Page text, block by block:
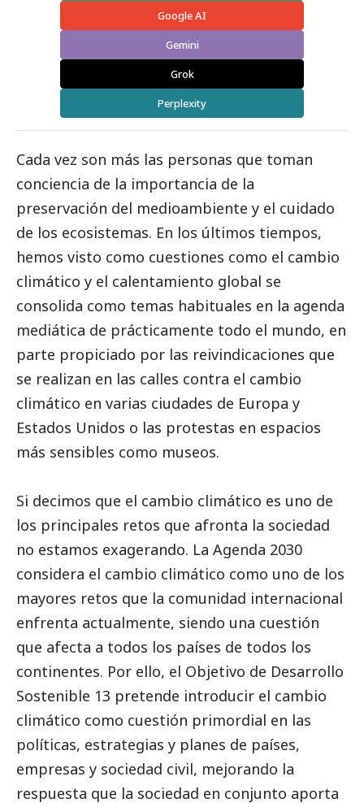
Google AI
Gemini
Grok
Perplexity
Cada vez son más las personas que toman
conciencia de la importancia de la
preservación del medioambiente y el cuidado
de los ecosistemas. En los últimos tiempos,
hemos visto como cuestiones como el cambio
climático y el calentamiento global se
consolida como temas habituales en la agenda
mediática de prácticamente todo el mundo, en
parte propiciado por las reivindicaciones que
se realizan en las calles contra el cambio
climático en varias ciudades de Europa y
Estados Unidos o las protestas en espacios
más sensibles como museos.
Si decimos que el cambio climático es uno de
los principales retos que afronta la sociedad
no estamos exagerando. La Agenda 2030
considera el cambio climático como uno de los
mayores retos que la comunidad internacional
enfrenta actualmente, siendo una cuestión
que afecta a todos los países de todos los
continentes. Por ello, el Objetivo de Desarrollo
Sostenible 13 pretende introducir el cambio
climático como cuestión primordial en las
políticas, estrategias y planes de países,
empresas y sociedad civil, mejorando la
respuesta que la sociedad en conjunto aporta